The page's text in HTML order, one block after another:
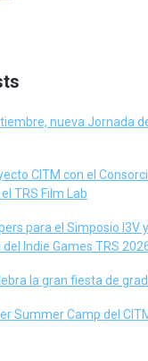
nueva Jornada
CITM con el
TRS Film Lab
para el Simposio I3V
Indie Games TRS
la gran fiesta de
Summer Camp del